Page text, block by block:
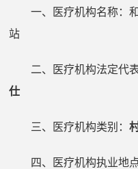
一、医疗机构名称：
站
二、医疗机构法定代
仕
三、医疗机构类别：
四、医疗机构执业地